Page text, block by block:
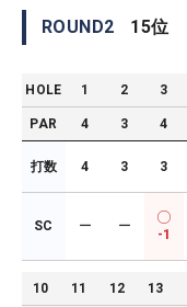
ROUND2 15位
HOLE 1 2 3
PAR 4 3 4
打数 4 3 3
SC ー ー
-1
10 11 12 13